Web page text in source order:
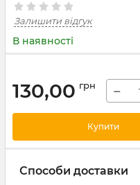
Залишити відгук
В наявності
130,00 грн −
Купити
Способи доставки